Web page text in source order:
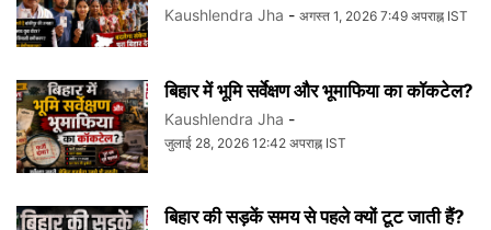
Kaushlendra Jha - अगस्त 1, 2026 7:49 अपराह्न IST
बिहार में भूमि सर्वेक्षण और भूमाफिया का कॉकटेल?
Kaushlendra Jha -
जुलाई 28, 2026 12:42 अपराह्न IST
बिहार की सड़कें समय से पहले क्यों टूट जाती हैं?